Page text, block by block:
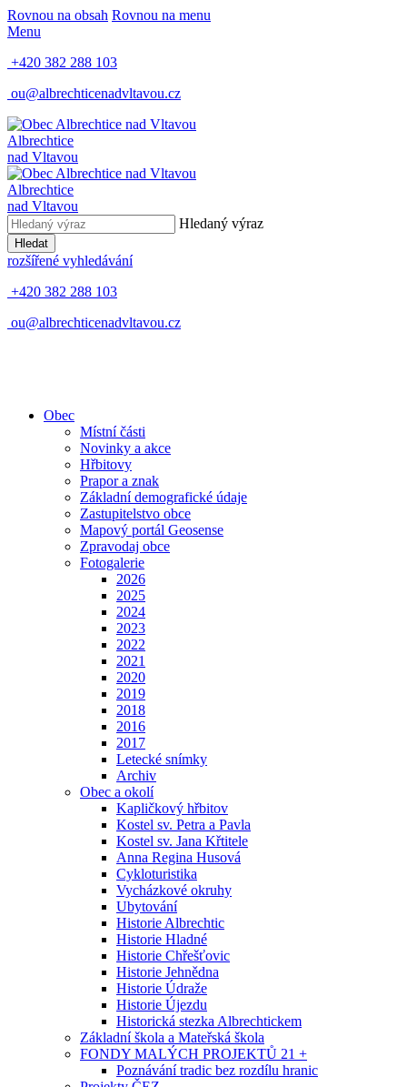
Rovnou na obsah Rovnou na menu
Menu
+420 382 288 103
ou@albrechticenadvltavou.cz
Albrechtice
nad Vltavou
Albrechtice
nad Vltavou
Hledaný výraz
Hledat
rozšířené vyhledávání
+420 382 288 103
ou@albrechticenadvltavou.cz
Obec
Místní části
Novinky a akce
Hřbitovy
Prapor a znak
Základní demografické údaje
Zastupitelstvo obce
Mapový portál Geosense
Zpravodaj obce
Fotogalerie
2026
2025
2024
2023
2022
2021
2020
2019
2018
2016
2017
Letecké snímky
Archiv
Obec a okolí
Kapličkový hřbitov
Kostel sv. Petra a Pavla
Kostel sv. Jana Křtitele
Anna Regina Husová
Cykloturistika
Vycházkové okruhy
Ubytování
Historie Albrechtic
Historie Hladné
Historie Chřešťovic
Historie Jehnědna
Historie Údraže
Historie Újezdu
Historická stezka Albrechtickem
Základní škola a Mateřská škola
FONDY MALÝCH PROJEKTŮ 21 +
Poznávání tradic bez rozdílu hranic